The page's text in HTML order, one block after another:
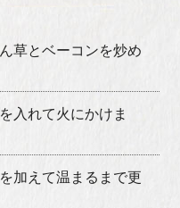
草とベーコンを炒め
入れて火にかけま
加えて温まるまで更